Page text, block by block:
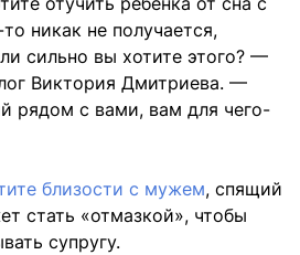
никак не получается,
сильно вы хотите этого? —
Виктория Дмитриева. —
рядом с вами, вам для чего-
близости с мужем, спящий
стать «отмазкой», чтобы
супругу.